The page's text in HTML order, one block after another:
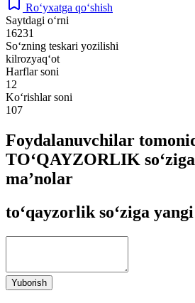
Ro‘yxatga qo‘shish
Saytdagi o‘rni
16231
So‘zning teskari yozilishi
kilrozyaq‘ot
Harflar soni
12
Ko‘rishlar soni
107
Foydalanuvchilar
TO‘QAYZORLIK
ma’nolar
to‘qayzorlik so‘ziga
Yuborish